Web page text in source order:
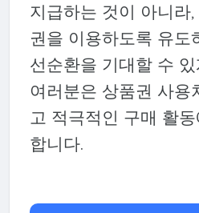
지급하는 것이 아니라
권을 이용하도록 유도
선순환을 기대할 수
여러분은 상품권 사용
고 적극적인 구매 활
합니다.